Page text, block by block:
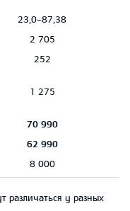
23,0-87,38
2 705
252
1 275
70 990
62 990
8 000
различаться у разных